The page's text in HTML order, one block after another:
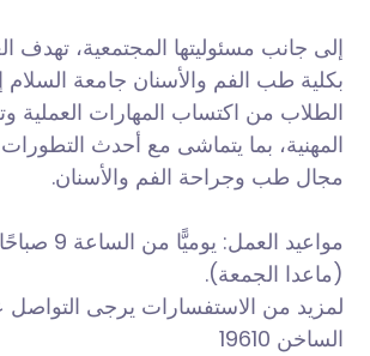
إلى جانب مسئوليتها المجتمعية، تهدف
بكلية طب الفم والأسنان جامعة السلام
الطلاب من اكتساب المهارات العملية
المهنية، بما يتماشى مع أحدث
مجال طب وجراحة الفم والأسنان.
(ماعدا الجمعة).
لمزيد من الاستفسارات يرجى
الساخن 19610